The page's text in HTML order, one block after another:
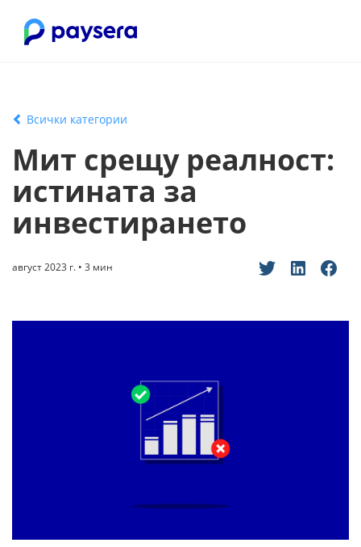
Всички категории
Мит срещу реалност:
истината за
инвестирането
август 2023 г. • 3 мин